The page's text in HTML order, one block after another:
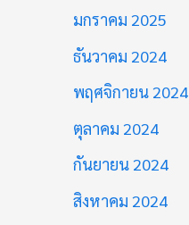
มกราคม 2025
ธันวาคม 2024
พฤศจิกายน 2024
ตุลาคม 2024
กันยายน 2024
สิงหาคม 2024